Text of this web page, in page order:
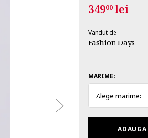
34900lei
Vandut de
Fashion Days
MARIME:
Alege marime: